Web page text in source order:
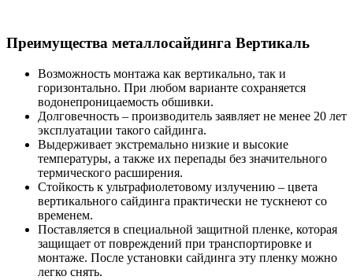
Преимущества металлосайдинга Вертикаль
Возможность монтажа как вертикально, так и
горизонтально. При любом варианте сохраняется
водонепроницаемость обшивки.
Долговечность – производитель заявляет не менее 20 лет
эксплуатации такого сайдинга.
Выдерживает экстремально низкие и высокие
температуры, а также их перепады без значительного
термического расширения.
Стойкость к ультрафиолетовому излучению – цвета
вертикального сайдинга практически не тускнеют со
временем.
Поставляется в специальной защитной пленке, которая
защищает от повреждений при транспортировке и
монтаже. После установки сайдинга эту пленку можно
легко снять.